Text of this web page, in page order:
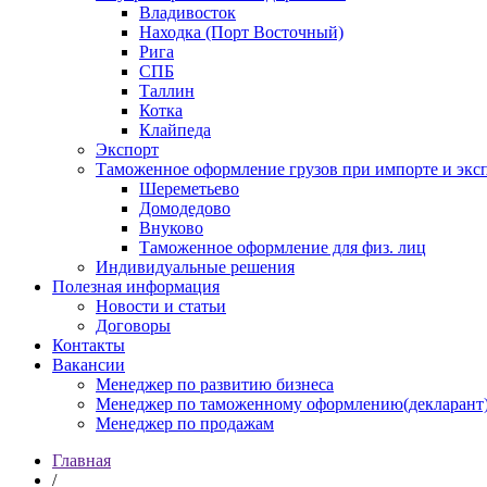
Владивосток
Находка (Порт Восточный)
Рига
СПБ
Таллин
Котка
Клайпеда
Экспорт
Таможенное оформление грузов при импорте и
Шереметьево
Домодедово
Внуково
Таможенное оформление для физ. лиц
Индивидуальные решения
Полезная информация
Новости и статьи
Договоры
Контакты
Вакансии
Менеджер по развитию бизнеса
Менеджер по таможенному
Менеджер по продажам
Главная
/